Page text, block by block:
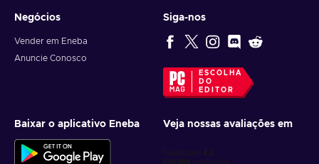
Negócios
Vender em Eneba
Anuncie Conosco
Siga-nos
ESCOLHA
DO
EDITOR
Baixar o aplicativo Eneba Veja nossas avaliações em